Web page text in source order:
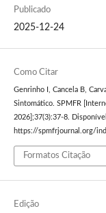
Publicado
2025-12-24
Como Citar
Genrinho I, Cancela B,
Sintomático. SPMFR
2026];37(3):37-8.
https://spmfrjournal.org/
Formatos Citação
Edição